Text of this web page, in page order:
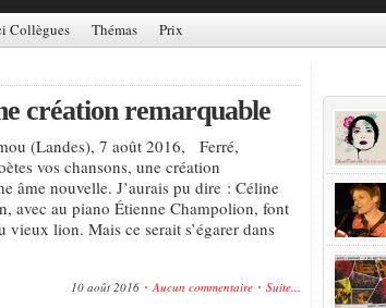
Collègues Thémas Prix
création remarquable
(Landes), 7 août 2016, Ferré,
vos chansons, une création
âme nouvelle. J’aurais pu dire : Céline
avec au piano Étienne Champolion, font
vieux lion. Mais ce serait s’égarer dans
10 août 2016 Aucun commentaire Suite...